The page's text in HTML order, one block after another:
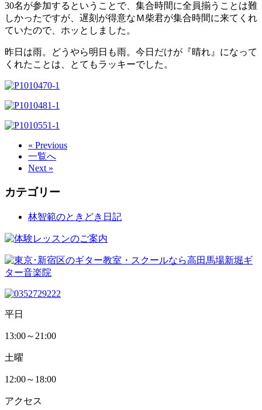
30名が参加するということで、集合時間に全員揃うことは難
しかったですが、遅刻が得意なＭ柴君が集合時間に来てくれ
ていたので、ホッとしました。
昨日は雨。どうやら明日も雨。今日だけが『晴れ』になって
くれたことは、とてもラッキーでした。
« Previous
一覧へ
Next »
カテゴリー
林智範のときどき日記
平日
13:00～21:00
土曜
12:00～18:00
アクセス